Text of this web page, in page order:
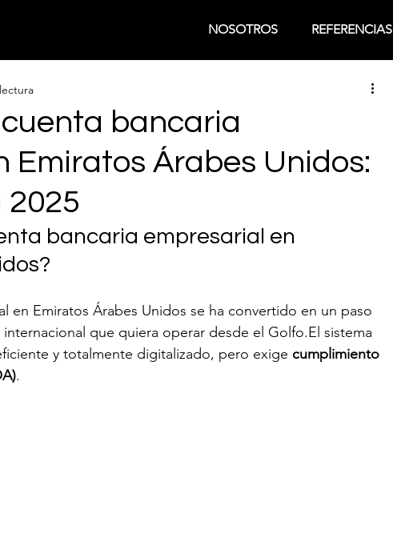
NOSOTROS REFERENCIAS
bancaria
Emiratos Árabes Unidos:
bancaria empresarial en
en Emiratos Árabes Unidos se ha convertido en un paso
que quiera operar desde el Golfo.El sistema
y totalmente digitalizado, pero exige cumplimiento
.